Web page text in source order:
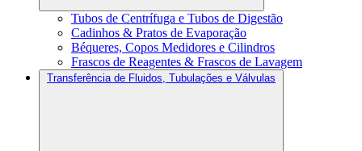
Tubos de Centrífuga e Tubos de Digestão
Cadinhos & Pratos de Evaporação
Béqueres, Copos Medidores e Cilindros
Frascos de Reagentes & Frascos de Lavagem
Transferência de Fluidos, Tubulações e Válvulas